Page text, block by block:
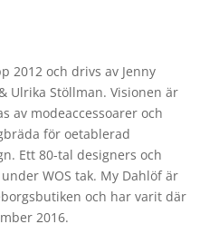
2012 och drivs av Jenny
Ulrika Stöllman. Visionen är
av modeaccessoarer och
för oetablerad
Ett 80-tal designers och
WOS tak. My Dahlöf är
och har varit där
2016.